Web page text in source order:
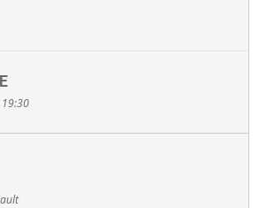
19:30